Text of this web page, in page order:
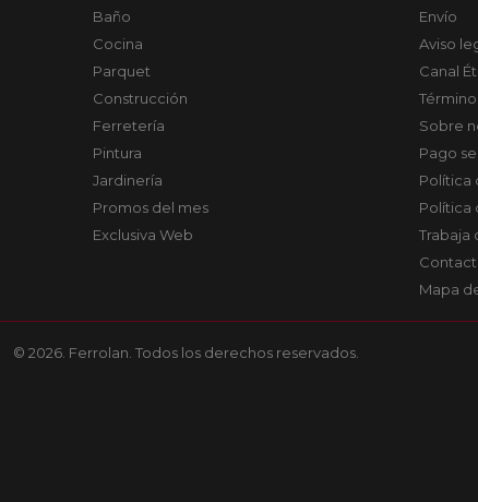
Baño
Cocina
Parquet
Construcción
Ferretería
Pintura
Jardinería
Promos del mes
Exclusiva Web
Envío
Aviso
Canal
Sobre
Pago
Política
Política
Trabaja
Mapa
© 2026. Ferrolan. Todos los derechos reservados.